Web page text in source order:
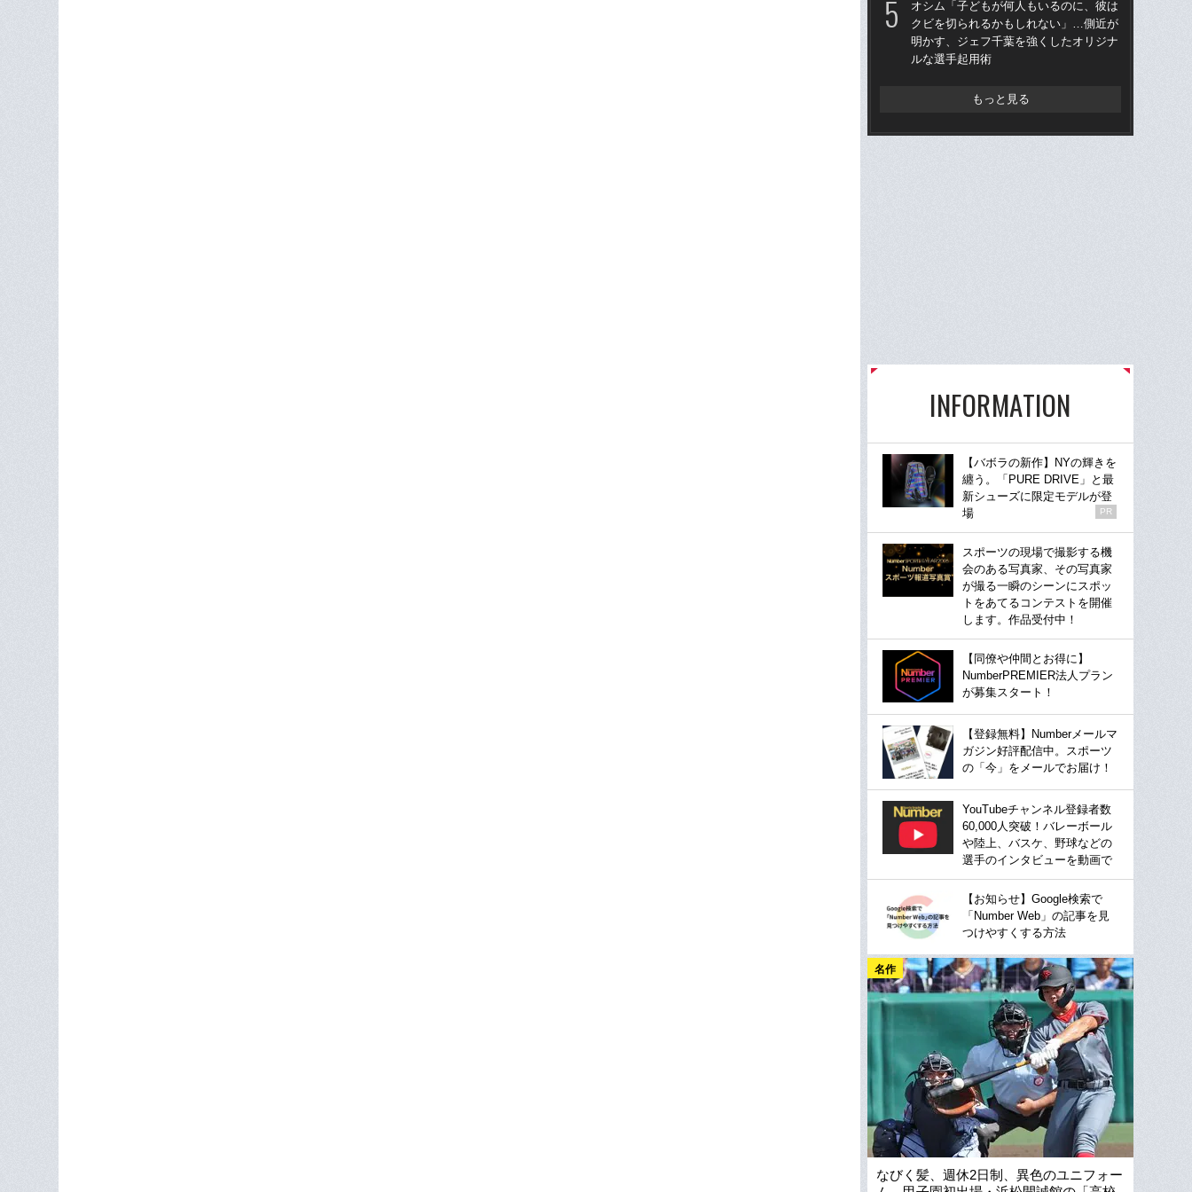
オシム「子どもが何人もいるのに、彼は
クビを切られるかもしれない」…側近が
明かす、ジェフ千葉を強くしたオリジナ
ルな選手起用術
もっと見る
INFORMATION
【バボラの新作】NYの輝きを
纏う。「PURE DRIVE」と最
新シューズに限定モデルが登
場
PR
スポーツの現場で撮影する機
会のある写真家、その写真家
が撮る一瞬のシーンにスポッ
トをあてるコンテストを開催
します。作品受付中！
【同僚や仲間とお得に】
NumberPREMIER法人プラン
が募集スタート！
【登録無料】Numberメールマ
ガジン好評配信中。スポーツ
の「今」をメールでお届け！
YouTubeチャンネル登録者数
60,000人突破！バレーボール
や陸上、バスケ、野球などの
選手のインタビューを動画で
【お知らせ】Google検索で
「Number Web」の記事を見
つけやすくする方法
名作
なびく髪、週休2日制、異色のユニフォー